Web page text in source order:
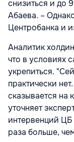
снизиться и до
Абаева. –
Центробанка и
Аналитик
что в условиях
укрепиться.
практически
сказывается на
уточняет
интервенций
раза больше,